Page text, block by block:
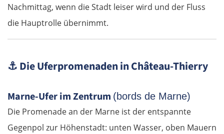
Nachmittag, wenn die Stadt leiser wird und der Fluss
die Hauptrolle übernimmt.
⚓Die Uferpromenaden in Château-Thierry
Marne-Ufer im Zentrum (bords de Marne)
Die Promenade an der Marne ist der entspannte
Gegenpol zur Höhenstadt: unten Wasser, oben Mauern
Szeged
Mohács
Kroatien
Osijek